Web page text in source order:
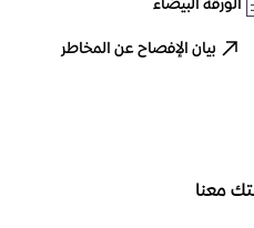
بيان الإفصاح عن المخاطر
معنا